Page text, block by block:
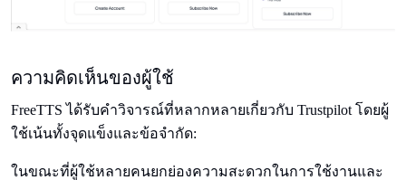
ความคิดเห็นของผู้ใช้
FreeTTS ได้รับคําวิจารณ์ที่หลากหลายเกี่ยวกับ Trustpilot โดยผู้
ใช้เน้นทั้งจุดแข็งและข้อจํากัด:
ในขณะที่ผู้ใช้หลายคนยกย่องความสะดวกในการใช้งานและ